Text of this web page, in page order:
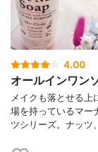
4.00
オールインワン
メイクも落とせる上
場を持っているマー
ツシリーズ。ナッツ